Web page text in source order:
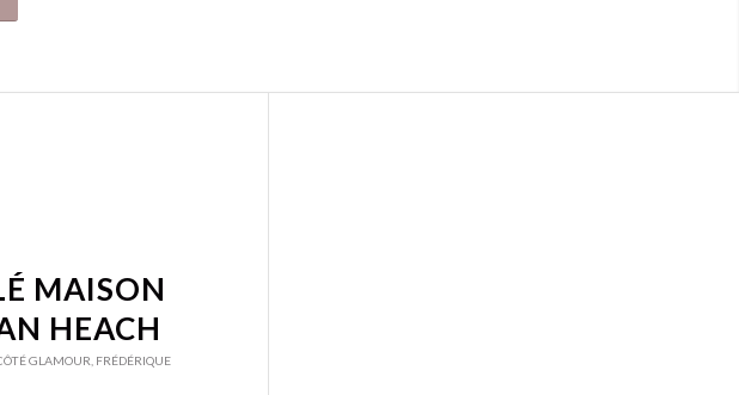
MAISON
HEACH
GLAMOUR, FRÉDÉRIQUE